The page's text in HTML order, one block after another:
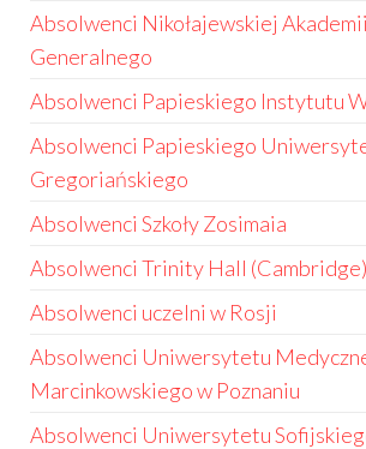
Absolwenci Nikołajewskiej
Generalnego
Absolwenci Papieskiego Instytutu
Absolwenci Papieskiego
Gregoriańskiego
Absolwenci Szkoły Zosimaia
Absolwenci Trinity Hall (Cambridge)
Absolwenci uczelni w Rosji
Absolwenci Uniwersytetu
Marcinkowskiego w Poznaniu
Absolwenci Uniwersytetu